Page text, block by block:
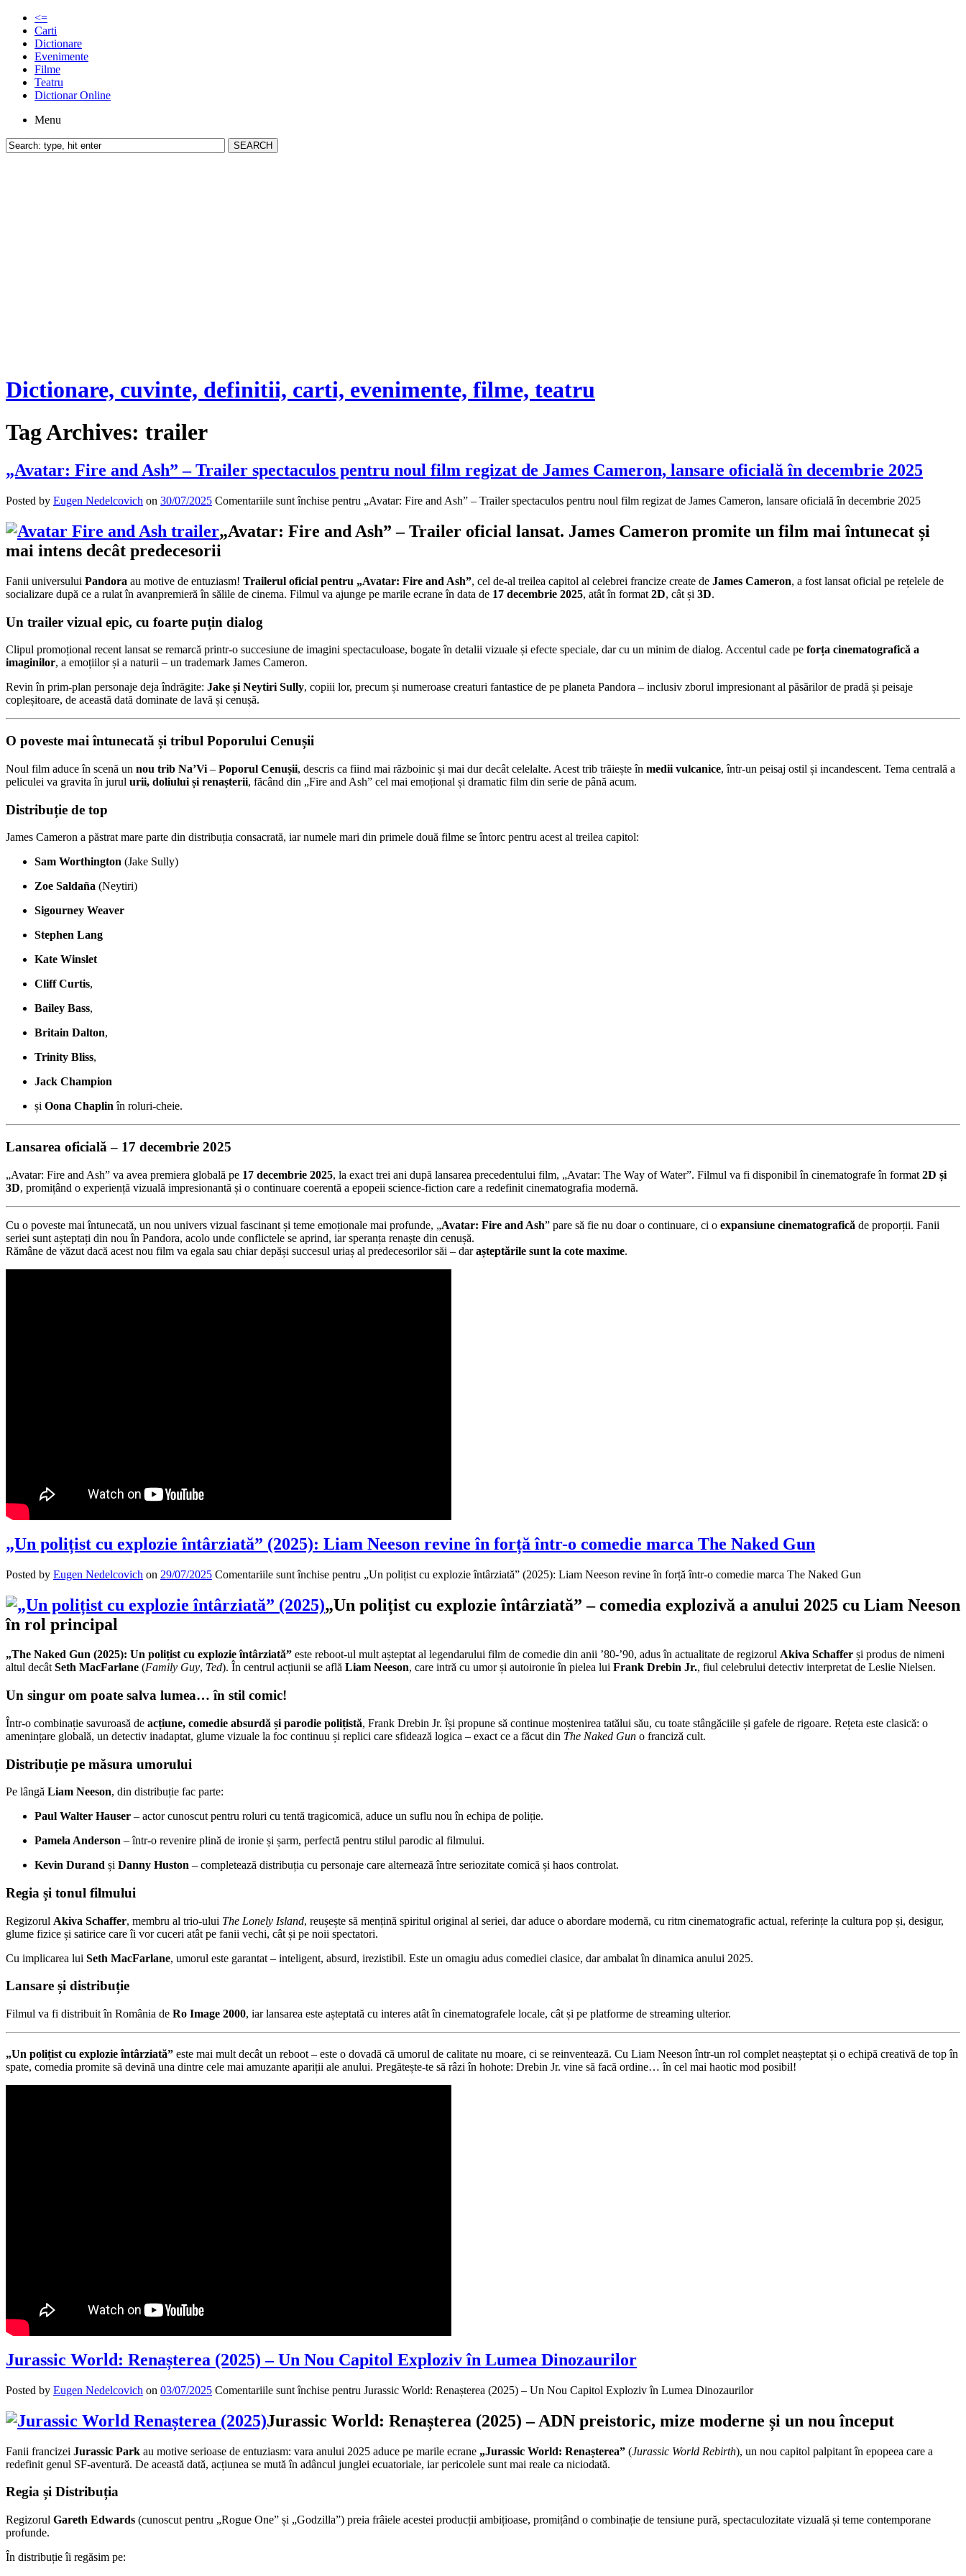
<=
Carti
Dictionare
Evenimente
Filme
Teatru
Dictionar Online
Menu
Dictionare, cuvinte, definitii, carti, evenimente, filme, teatru
Tag Archives: trailer
„Avatar: Fire and Ash” – Trailer spectaculos pentru noul film regizat de James Cameron, lansare oficială în decembrie 2025
Posted by Eugen Nedelcovich on 30/07/2025 Comentariile sunt închise pentru „Avatar: Fire and Ash” – Trailer spectaculos pentru noul film regizat de James Cameron, lansare oficială în decembrie 2025
„Avatar: Fire and Ash” – Trailer oficial lansat. James Cameron promite un film mai întunecat și
mai intens decât predecesorii
Fanii universului Pandora au motive de entuziasm! Trailerul oficial pentru „Avatar: Fire and Ash”, cel de-al treilea capitol al celebrei francize create de James Cameron, a fost lansat oficial pe rețelele de
socializare după ce a rulat în avanpremieră în sălile de cinema. Filmul va ajunge pe marile ecrane în data de 17 decembrie 2025, atât în format 2D, cât și 3D.
Un trailer vizual epic, cu foarte puțin dialog
Clipul promoțional recent lansat se remarcă printr-o succesiune de imagini spectaculoase, bogate în detalii vizuale și efecte speciale, dar cu un minim de dialog. Accentul cade pe forța cinematografică a
imaginilor, a emoțiilor și a naturii – un trademark James Cameron.
Revin în prim-plan personaje deja îndrăgite: Jake și Neytiri Sully, copiii lor, precum și numeroase creaturi fantastice de pe planeta Pandora – inclusiv zborul impresionant al păsărilor de pradă și peisaje
copleșitoare, de această dată dominate de lavă și cenușă.
O poveste mai întunecată și tribul Poporului Cenușii
Noul film aduce în scenă un nou trib Na’Vi – Poporul Cenușii, descris ca fiind mai războinic și mai dur decât celelalte. Acest trib trăiește în medii vulcanice, într-un peisaj ostil și incandescent. Tema centrală a
peliculei va gravita în jurul urii, doliului și renașterii, făcând din „Fire and Ash” cel mai emoțional și dramatic film din serie de până acum.
Distribuție de top
James Cameron a păstrat mare parte din distribuția consacrată, iar numele mari din primele două filme se întorc pentru acest al treilea capitol:
Sam Worthington (Jake Sully)
Zoe Saldaña (Neytiri)
Sigourney Weaver
Stephen Lang
Kate Winslet
Cliff Curtis,
Bailey Bass,
Britain Dalton,
Trinity Bliss,
Jack Champion
și Oona Chaplin în roluri-cheie.
Lansarea oficială – 17 decembrie 2025
„Avatar: Fire and Ash” va avea premiera globală pe 17 decembrie 2025, la exact trei ani după lansarea precedentului film, „Avatar: The Way of Water”. Filmul va fi disponibil în cinematografe în format 2D și
3D, promițând o experiență vizuală impresionantă și o continuare coerentă a epopeii science-fiction care a redefinit cinematografia modernă.
Cu o poveste mai întunecată, un nou univers vizual fascinant și teme emoționale mai profunde, „Avatar: Fire and Ash” pare să fie nu doar o continuare, ci o expansiune cinematografică de proporții. Fanii
seriei sunt așteptați din nou în Pandora, acolo unde conflictele se aprind, iar speranța renaște din cenușă.
Rămâne de văzut dacă acest nou film va egala sau chiar depăși succesul uriaș al predecesorilor săi – darașteptările sunt la cote maxime.
„Un polițist cu explozie întârziată” (2025): Liam Neeson revine în forță într-o comedie marca The Naked Gun
Posted by Eugen Nedelcovich on 29/07/2025 Comentariile sunt închise pentru „Un polițist cu explozie întârziată” (2025): Liam Neeson revine în forță într-o comedie marca The Naked Gun
„Un polițist cu explozie întârziată” – comedia explozivă a anului 2025 cu Liam Neeson
în rol principal
„The Naked Gun (2025): Un polițist cu explozie întârziată” este reboot-ul mult așteptat al legendarului film de comedie din anii ’80-’90, adus în actualitate de regizorul Akiva Schaffer și produs de nimeni
altul decâtSeth MacFarlane (Family Guy, Ted). În centrul acțiunii se află Liam Neeson, care intră cu umor și autoironie în pielea lui Frank Drebin Jr., fiul celebrului detectiv interpretat de Leslie Nielsen.
Un singur om poate salva lumea… în stil comic!
Într-o combinație savuroasă de acțiune, comedie absurdă și parodie polițistă, Frank Drebin Jr. își propune să continue moștenirea tatălui său, cu toate stângăciile și gafele de rigoare. Rețeta este clasică: o
amenințare globală, un detectiv inadaptat, glume vizuale la foc continuu și replici care sfidează logica – exact ce a făcut din The Naked Gun o franciză cult.
Distribuție pe măsura umorului
Pe lângă Liam Neeson, din distribuție fac parte:
Paul Walter Hauser – actor cunoscut pentru roluri cu tentă tragicomică, aduce un suflu nou în echipa de poliție.
Pamela Anderson – într-o revenire plină de ironie și șarm, perfectă pentru stilul parodic al filmului.
Kevin Durand și Danny Huston – completează distribuția cu personaje care alternează între seriozitate comică și haos controlat.
Regia și tonul filmului
Regizorul Akiva Schaffer, membru al trio-ului The Lonely Island, reușește să mențină spiritul original al seriei, dar aduce o abordare modernă, cu ritm cinematografic actual, referințe la cultura pop și, desigur,
glume fizice și satirice care îi vor cuceri atât pe fanii vechi, cât și pe noii spectatori.
Cu implicarea lui Seth MacFarlane, umorul este garantat – inteligent, absurd, irezistibil. Este un omagiu adus comediei clasice, dar ambalat în dinamica anului 2025.
Lansare și distribuție
Filmul va fi distribuit în România de Ro Image 2000, iar lansarea este așteptată cu interes atât în cinematografele locale, cât și pe platforme de streaming ulterior.
„Un polițist cu explozie întârziată” este mai mult decât un reboot – este o dovadă că umorul de calitate nu moare, ci se reinventează. Cu Liam Neeson într-un rol complet neașteptat și o echipă creativă de top în
spate, comedia promite să devină una dintre cele mai amuzante apariții ale anului. Pregătește-te să râzi în hohote: Drebin Jr. vine să facă ordine… în cel mai haotic mod posibil!
Jurassic World: Renașterea (2025) – Un Nou Capitol Exploziv în Lumea Dinozaurilor
Posted by Eugen Nedelcovich on 03/07/2025 Comentariile sunt închise pentru Jurassic World: Renașterea (2025) – Un Nou Capitol Exploziv în Lumea Dinozaurilor
Jurassic World: Renașterea (2025) – ADN preistoric, mize moderne și un nou început
Fanii francizei Jurassic Park au motive serioase de entuziasm: vara anului 2025 aduce pe marile ecrane „Jurassic World: Renașterea” (Jurassic World Rebirth), un nou capitol palpitant în epopeea care a
redefinit genul SF-aventură. De această dată, acțiunea se mută în adâncul junglei ecuatoriale, iar pericolele sunt mai reale ca niciodată.
Regia și Distribuția
Regizorul Gareth Edwards (cunoscut pentru „Rogue One” și „Godzilla”) preia frâiele acestei producții ambițioase, promițând o combinație de tensiune pură, spectaculozitate vizuală și teme contemporane
profunde.
În distribuție îi regăsim pe: